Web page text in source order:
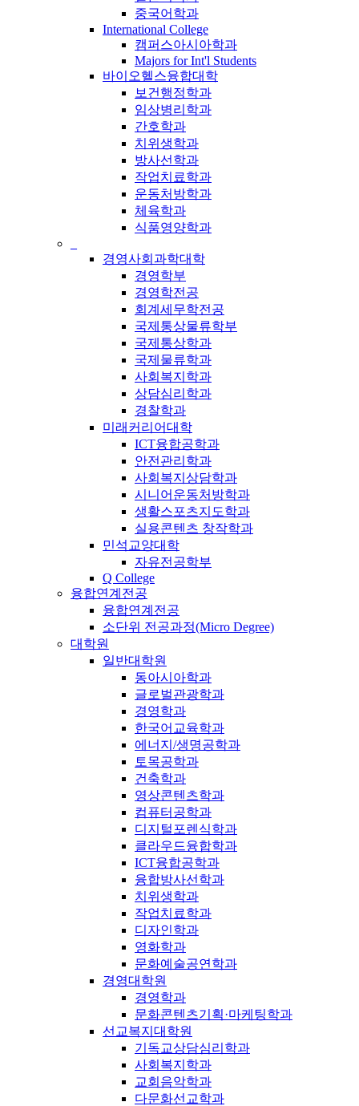
중국어학과
International College
캠퍼스아시아학과
Majors for Int'l Students
바이오헬스융합대학
보건행정학과
임상병리학과
간호학과
치위생학과
방사선학과
작업치료학과
운동처방학과
체육학과
식품영양학과
경영사회과학대학
경영학부
경영학전공
회계세무학전공
국제통상물류학부
국제통상학과
국제물류학과
사회복지학과
상담심리학과
경찰학과
미래커리어대학
ICT융합공학과
안전관리학과
사회복지상담학과
시니어운동처방학과
생활스포츠지도학과
실용콘텐츠 창작학과
민석교양대학
자유전공학부
Q College
융합연계전공
융합연계전공
소단위 전공과정(Micro Degree)
대학원
일반대학원
동아시아학과
글로벌관광학과
경영학과
한국어교육학과
에너지/생명공학과
토목공학과
건축학과
영상콘텐츠학과
컴퓨터공학과
디지털포렌식학과
클라우드융합학과
ICT융합공학과
융합방사선학과
치위생학과
작업치료학과
디자인학과
영화학과
문화예술공연학과
경영대학원
경영학과
문화콘텐츠기획·마케팅학과
선교복지대학원
기독교상담심리학과
사회복지학과
교회음악학과
다문화선교학과